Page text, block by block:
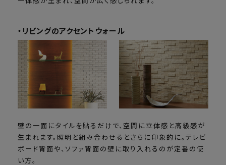
・リビングのアクセントウォール
壁の一面にタイルを貼るだけで、空間に立体感と高級感が
生まれます。照明と組み合わせるとさらに印象的に。テレビ
ボード背面や、ソファ背面の壁に取り入れるのが定番の使
い方。